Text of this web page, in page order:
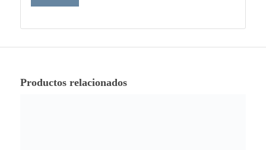
Productos relacionados